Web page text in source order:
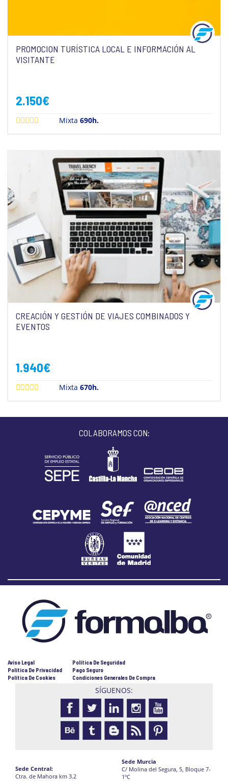
PROMOCION TURÍSTICA LOCAL E INFORMACIÓN AL
VISITANTE
2.150€
Mixta690h.
CREACIÓN Y GESTIÓN DE VIAJES COMBINADOS Y
EVENTOS
1.940€
Mixta670h.
COLABORAMOS CON:
Aviso Legal
Política De Privacidad
Política De Cookies
Política De Seguridad
Pago Seguro
Condiciones Generales De Compra
SÍGUENOS:
Sede Central:
Ctra. de Mahora km 3.2
Sede Murcia
C/ Molina del Segura, 5, Bloque 7-
1ºC